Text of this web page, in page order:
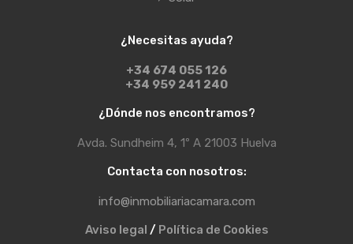
¿Necesitas ayuda?
+34 674 055 126
+34 959 241 240
¿Dónde nos encontramos?
Avda. Sundheim 4, 1º A 21003 Huelva
Contacta con nosotros:
info@inmobiliariacamara.com
Aviso legal / Política de Cookies